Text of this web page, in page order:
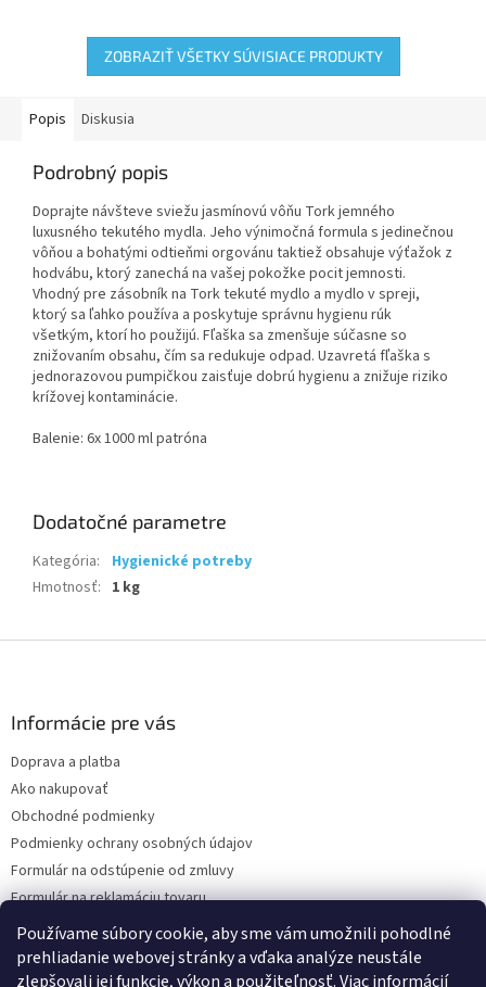
Používame súbory cookie, aby sme vám umožnili pohodlné
prehliadanie webovej stránky a vďaka analýze neustále
zlepšovali jej funkcie, výkon a použiteľnosť.Viac informácií
ZOBRAZIŤ VŠETKY SÚVISIACE PRODUKTY
Popis Diskusia
Podrobný popis
Doprajte návšteve sviežu jasmínovú vôňu Tork jemného
luxusného tekutého mydla. Jeho výnimočná formula s jedinečnou
vôňou a bohatými odtieňmi orgovánu taktiež obsahuje výťažok z
hodvábu, ktorý zanechá na vašej pokožke pocit jemnosti.
Vhodný pre zásobník na Tork tekuté mydlo a mydlo v spreji,
ktorý sa ľahko používa a poskytuje správnu hygienu rúk
všetkým, ktorí ho použijú. Fľaška sa zmenšuje súčasne so
znižovaním obsahu, čím sa redukuje odpad. Uzavretá fľaška s
jednorazovou pumpičkou zaisťuje dobrú hygienu a znižuje riziko
krížovej kontaminácie.
Balenie: 6x 1000 ml patróna
Dodatočné parametre
Kategória:
Hygienické potreby
Hmotnosť: 1 kg
Informácie pre vás
Doprava a platba
Ako nakupovať
Obchodné podmienky
Podmienky ochrany osobných údajov
Formulár na odstúpenie od zmluvy
Formulár na reklamáciu tovaru
Kontakty